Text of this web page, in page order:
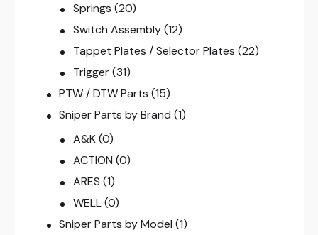
Springs (20)
Switch Assembly (12)
Tappet Plates / Selector Plates (22)
Trigger (31)
PTW / DTW Parts (15)
Sniper Parts by Brand (1)
A&K (0)
ACTION (0)
ARES (1)
WELL (0)
Sniper Parts by Model (1)